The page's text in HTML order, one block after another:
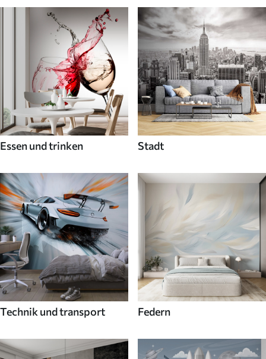
Essen und trinken Stadt
Technik und transport Federn